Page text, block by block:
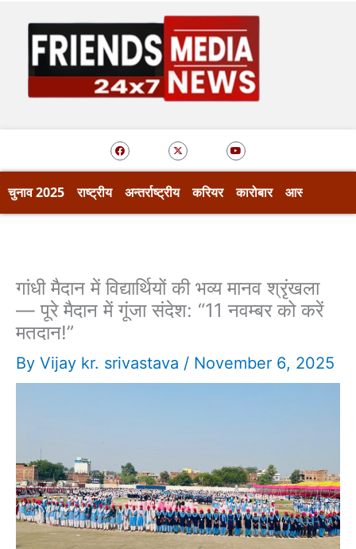
content
F
a
c
e
X
-
t
w
t
t
r
Y
o
u
t
b
e
चुनाव 2025 राष्ट्रीय अन्तर्राष्ट्रीय करियर कारोबार आस्था
गांधी मैदान में विद्यार्थियों की भव्य मानव श्रृंखला
— पूरे मैदान में गूंजा संदेश: “11 नवम्बर को करें
मतदान!”
By Vijay kr. srivastava / November 6, 2025